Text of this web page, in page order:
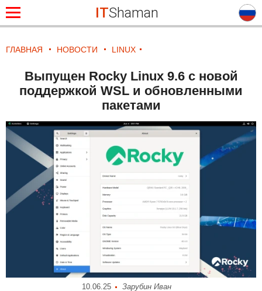
ITShaman
ГЛАВНАЯ НОВОСТИ LINUX
Выпущен Rocky Linux 9.6 с новой
поддержкой WSL и обновленными
пакетами
10.06.25 Зарубин Иван